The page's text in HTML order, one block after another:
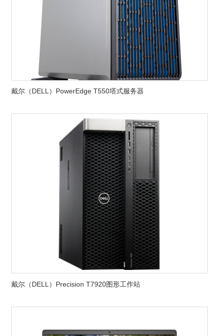
戴尔（DELL）PowerEdge T550塔式服务器
戴尔（DELL）Precision T7920图形工作站